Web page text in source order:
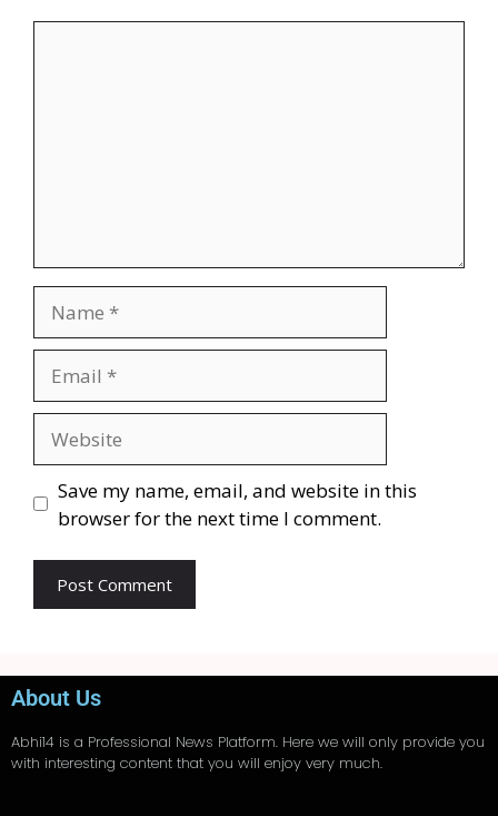
Save my name, email, and website in this
browser for the next time I comment.
About Us
Abhi14 is a Professional News Platform. Here we will only provide you
with interesting content that you will enjoy very much.